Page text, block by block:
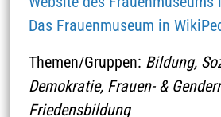
Das Frauenmuseum in
Themen/Gruppen: Bildung,
Demokratie, Frauen- &
Friedensbildung